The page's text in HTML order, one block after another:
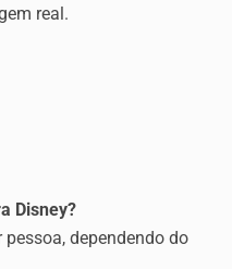
real.
Disney?
dependendo do